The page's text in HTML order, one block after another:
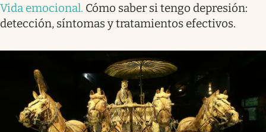
Vida emocional. Cómo saber si tengo depresión:
detección, síntomas y tratamientos efectivos.